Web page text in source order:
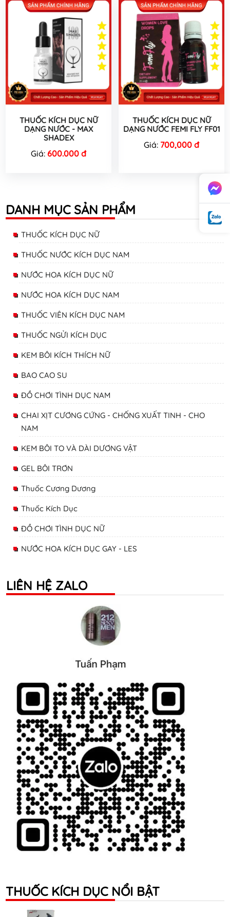
THUỐC KÍCH DỤC NỮ
DẠNG NƯỚC - MAX
SHADEX
Giá: 600.000 đ
THUỐC KÍCH DỤC NỮ
DẠNG NƯỚC FEMI FLY FF01
Giá: 700,000 đ
DANH MỤC SẢN PHẨM
THUỐC KÍCH DỤC NỮ
THUỐC NƯỚC KÍCH DỤC NAM
NƯỚC HOA KÍCH DỤC NỮ
NƯỚC HOA KÍCH DỤC NAM
THUỐC VIÊN KÍCH DỤC NAM
THUỐC NGỬI KÍCH DỤC
KEM BÔI KÍCH THÍCH NỮ
BAO CAO SU
ĐỒ CHƠI TÌNH DỤC NAM
CHAI XỊT CƯƠNG CỨNG - CHỐNG XUẤT TINH - CHO
NAM
KEM BÔI TO VÀ DÀI DƯƠNG VẬT
GEL BÔI TRƠN
Thuốc Cương Dương
Thuốc Kích Dục
ĐỒ CHƠI TÌNH DỤC NỮ
NƯỚC HOA KÍCH DỤC GAY - LES
LIÊN HỆ ZALO
THUỐC KÍCH DỤC NỔI BẬT